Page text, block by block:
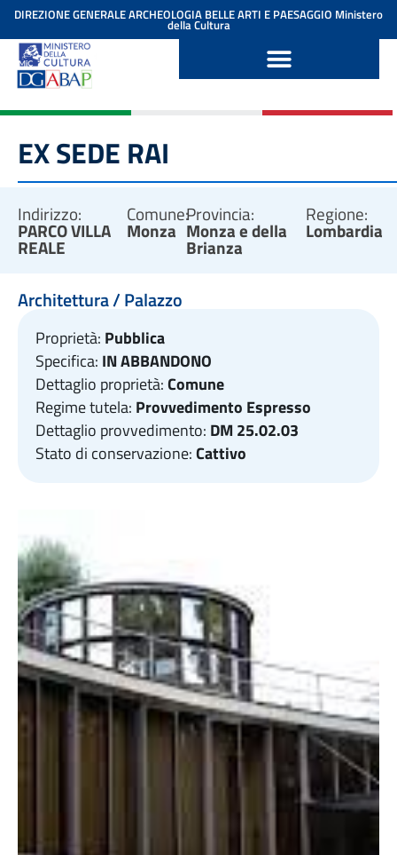
contenuto
DIREZIONE GENERALE ARCHEOLOGIA BELLE ARTI E PAESAGGIO Ministero
della Cultura
EX SEDE RAI
Indirizzo:
PARCO VILLA
REALE
Comune:
Monza
Provincia:
Monza e della
Brianza
Regione:
Lombardia
Architettura / Palazzo
Proprietà: Pubblica
Specifica: IN ABBANDONO
Dettaglio proprietà:Comune
Regime tutela: Provvedimento Espresso
Dettaglio provvedimento: DM 25.02.03
Stato di conservazione:Cattivo